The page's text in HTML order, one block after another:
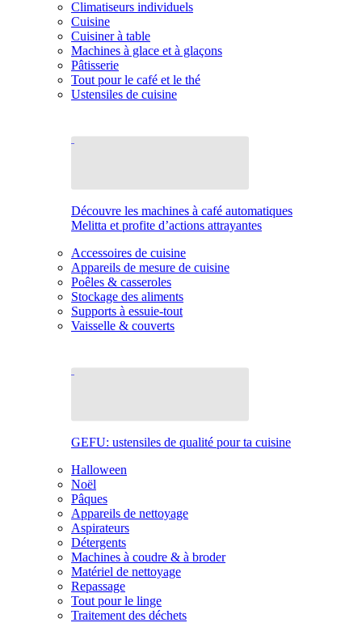
Climatiseurs individuels
Cuisine
Cuisiner à table
Machines à glace et à glaçons
Pâtisserie
Tout pour le café et le thé
Ustensiles de cuisine
Découvre les machines à café automatiques
Melitta et profite d’actions attrayantes
Accessoires de cuisine
Appareils de mesure de cuisine
Poêles & casseroles
Stockage des aliments
Supports à essuie-tout
Vaisselle & couverts
GEFU: ustensiles de qualité pour ta cuisine
Halloween
Noël
Pâques
Appareils de nettoyage
Aspirateurs
Détergents
Machines à coudre & à broder
Matériel de nettoyage
Repassage
Tout pour le linge
Traitement des déchets